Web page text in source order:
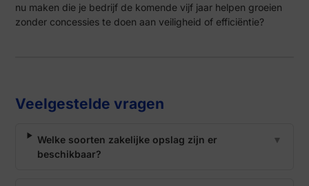
nu maken die je bedrijf de komende vijf jaar helpen groeien
zonder concessies te doen aan veiligheid of efficiëntie?
Veelgestelde vragen
Welke soorten zakelijke opslag zijn er
beschikbaar?
▼